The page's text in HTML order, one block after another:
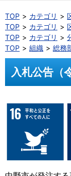
TOP カテゴリ
TOP
カテゴリ
TOP
カテゴリ
TOP
組織 総務
入札公告（